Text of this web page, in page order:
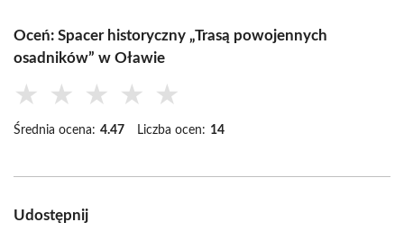
Oceń: Spacer historyczny „Trasą powojennych
osadników” w Oławie
★ ★ ★ ★ ★
Średnia ocena: 4.47 Liczba ocen: 14
Udostępnij